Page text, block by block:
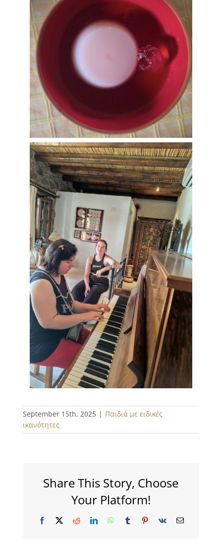
September 15th, 2025 | Παιδιά με ειδικές
ικανότητες
Share This Story, Choose
Your Platform!
Facebook
X RedditLinkedInWhatsApp
TumblrPinterest
Vk Email